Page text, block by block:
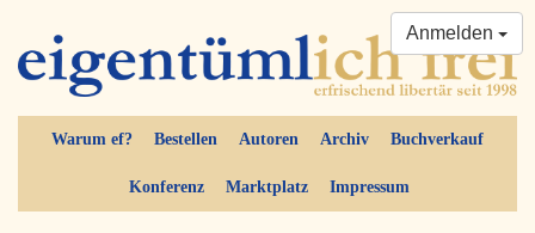
Warum ef? Bestellen Autoren Archiv Buchverkauf
Konferenz Marktplatz Impressum
Anmelden